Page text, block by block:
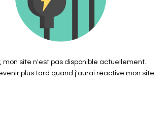
mon site n'est pas disponible actuellement.
plus tard quand j'aurai réactivé mon site.